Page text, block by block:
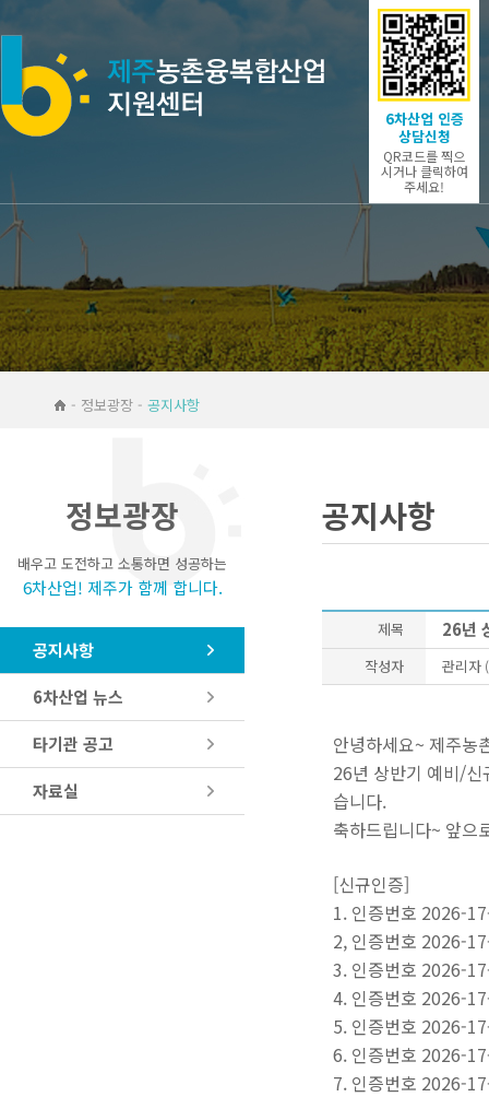
6차산업 인증
상담신청
QR코드를 찍으
시거나 클릭하여
주세요!
- 정보광장 - 공지사항
정보광장
배우고 도전하고 소통하면 성공하는
6차산업! 제주가 함께 합니다.
공지사항
6차산업 뉴스
타기관 공고
자료실
공지사항
제목 26년
작성자 관리자
안녕하세요~ 제주농
26년 상반기 예비/신
습니다.
축하드립니다~ 앞으
[신규인증]
1. 인증번호 2026-
2, 인증번호 2026-
3. 인증번호 2026-
4. 인증번호 2026-
5. 인증번호 2026-
6. 인증번호 2026-
7. 인증번호 2026-